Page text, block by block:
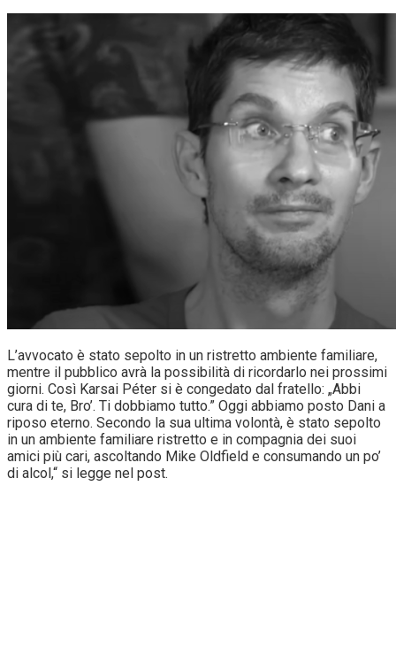
L’avvocato è stato sepolto in un ristretto ambiente familiare,
mentre il pubblico avrà la possibilità di ricordarlo nei prossimi
giorni. Così Karsai Péter si è congedato dal fratello: „Abbi
cura di te, Bro’. Ti dobbiamo tutto.” Oggi abbiamo posto Dani a
riposo eterno. Secondo la sua ultima volontà, è stato sepolto
in un ambiente familiare ristretto e in compagnia dei suoi
amici più cari, ascoltando Mike Oldfield e consumando un po’
di alcol,“ si legge nel post.